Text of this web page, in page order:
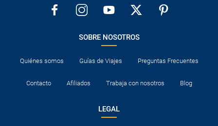
SOBRE NOSOTROS
Quiénes somos Guías de Viajes Preguntas Frecuentes
Contacto Afiliados Trabaja con nosotros Blog
LEGAL